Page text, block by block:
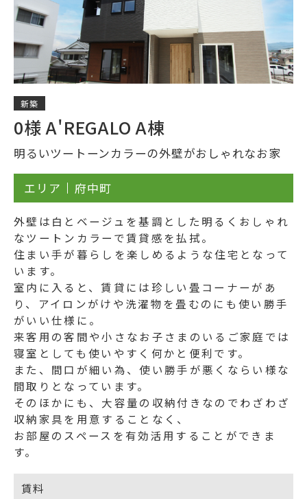
新築
0様 A'REGALO A棟
明るいツートーンカラーの外壁がおしゃれなお家
エリア 府中町
外壁は白とベージュを基調とした明るくおしゃれ
なツートンカラーで賃貸感を払拭。
住まい手が暮らしを楽しめるような住宅となって
います。
室内に入ると、賃貸には珍しい畳コーナーがあ
り、アイロンがけや洗濯物を畳むのにも使い勝手
がいい仕様に。
来客用の客間や小さなお子さまのいるご家庭では
寝室としても使いやすく何かと便利です。
また、間口が細い為、使い勝手が悪くならい様な
間取りとなっています。
そのほかにも、大容量の収納付きなのでわざわざ
収納家具を用意することなく、
お部屋のスペースを有効活用することができま
す。
賃料